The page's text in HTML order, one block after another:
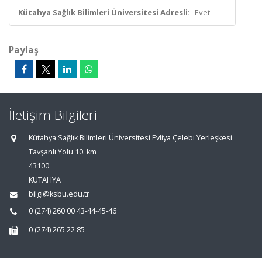
Kütahya Sağlık Bilimleri Üniversitesi Adresli: Evet
Paylaş
İletişim Bilgileri
Kütahya Sağlık Bilimleri Üniversitesi Evliya Çelebi Yerleşkesi
Tavşanlı Yolu 10. km
43100
KÜTAHYA
bilgi@ksbu.edu.tr
0 (274) 260 00 43-44-45-46
0 (274) 265 22 85